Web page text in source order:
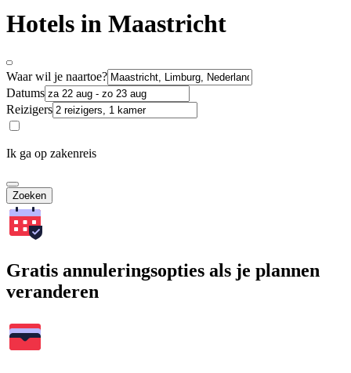
Hotels in Maastricht
Waar wil je naartoe?
Datums
Reizigers
Ik ga op zakenreis
Zoeken
Gratis annuleringsopties als je plannen
veranderen